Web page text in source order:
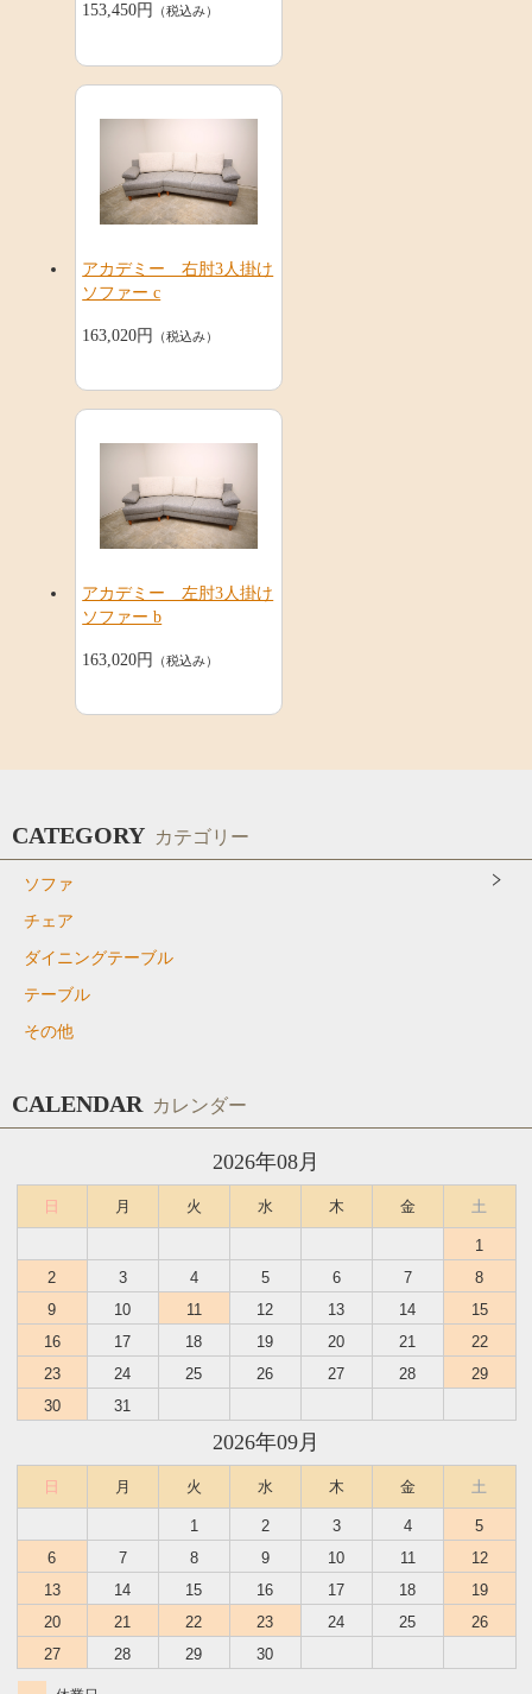
153,450円 （税込み）
アカデミー 右肘3人掛け
ソファー c
163,020円 （税込み）
アカデミー 左肘3人掛け
ソファー b
163,020円 （税込み）
CATEGORY カテゴリー
ソファ
チェア
ダイニングテーブル
テーブル
その他
CALENDAR カレンダー
2026年08月
日 月 火 水 木 金 土
1
2
3 4 5 6 7
8
9
10 11 12 13 14
15
16
17 18 19 20 21
22
23
24 25 26 27 28
29
30
31
2026年09月
日 月 火 水 木 金 土
1 2 3 4
5
6
7 8 9 10 11
12
13
14 15 16 17 18
19
20
21 22 23 24 25
26
27
28 29 30